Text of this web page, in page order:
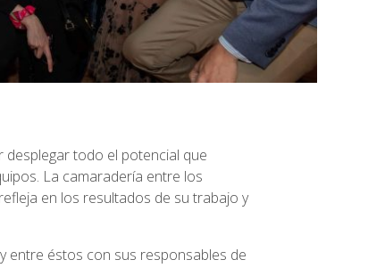
desplegar todo el potencial que
La camaradería entre los
en los resultados de su trabajo y
entre éstos con sus responsables de